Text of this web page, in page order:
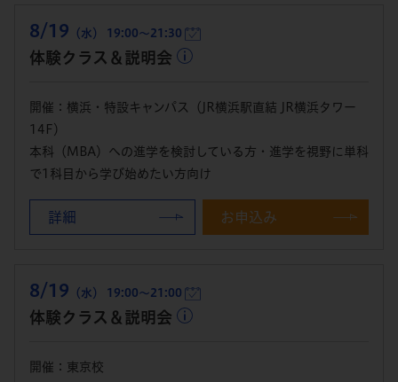
8/19 （水） 19:00～21:30
体験クラス＆説明会
開催：横浜・特設キャンパス（JR横浜駅直結 JR横浜タワー
14F）
本科（MBA）への進学を検討している方・進学を視野に単科
で1科目から学び始めたい方向け
詳細 お申込み
8/19 （水） 19:00～21:00
体験クラス＆説明会
開催：東京校